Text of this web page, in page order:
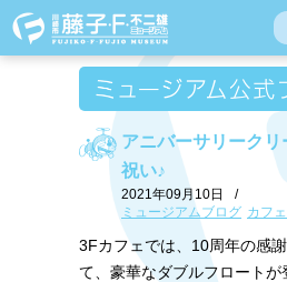
アニバーサリーク
祝い♪
2021年09月10日
/
ミュージアムブログ カフ
3Fカフェでは、10周年の感
て、豪華なダブルフロートが